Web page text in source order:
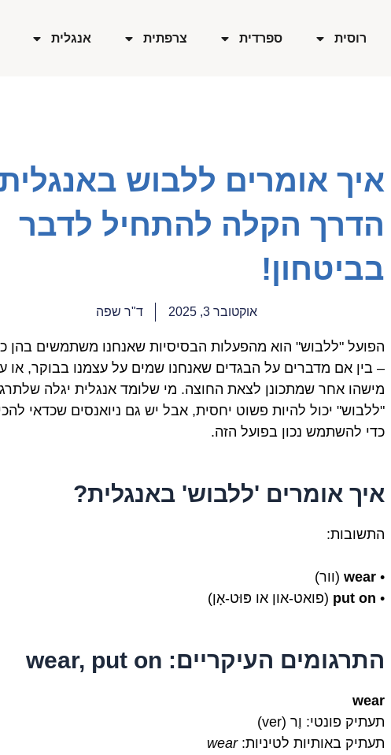
רוסית ספרדית צרפתית אנגלית
איך אומרים ללבוש
הדרך הקלה להתחיל לדבר
בביטחון!
אוקטובר 3, 2025 ד"ר שפה
הפועל "ללבוש" הוא מהפעלות הבסיסיות שאנחנו משתמשים בהן
– בין אם מדברים על הבגדים שאנחנו שמים על עצמנו בבוקר, או
מישהו אחר שמתכונן לצאת החוצה. מי שלומד אנגלית יגלה
"ללבוש" יכול להיות פשוט יחסית, אבל יש גם ניואנסים שכדאי
כדי להשתמש נכון בפועל הזה.
איך אומרים 'ללבוש' באנגלית?
התשובות:
•
wear (וור)
•
put on (פואט-און או פּוּט-אָן)
התרגומים העיקריים: wear, put on
wear
תעתיק פונטי: וֶר (ver)
תעתיק באותיות לטיניות:wear